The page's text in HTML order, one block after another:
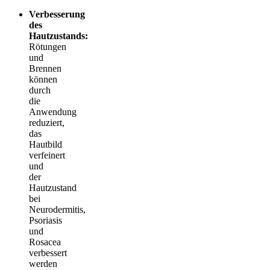
Verbesserung
des
Hautzustands:
Rötungen
und
Brennen
können
durch
die
Anwendung
reduziert,
das
Hautbild
verfeinert
und
der
Hautzustand
bei
Neurodermitis,
Psoriasis
und
Rosacea
verbessert
werden